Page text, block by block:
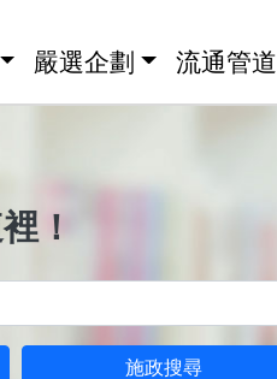
嚴選企劃 流通管道
！
施政搜尋